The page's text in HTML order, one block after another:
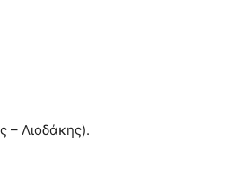
– Λιοδάκης).